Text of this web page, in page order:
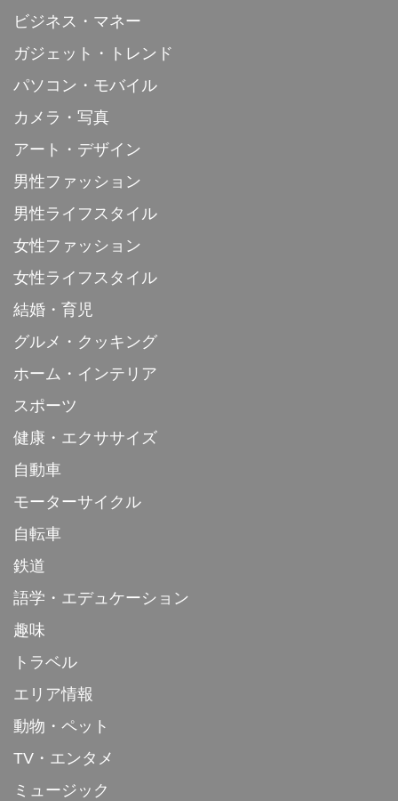
ビジネス・マネー
ガジェット・トレンド
パソコン・モバイル
カメラ・写真
アート・デザイン
男性ファッション
男性ライフスタイル
女性ファッション
女性ライフスタイル
結婚・育児
グルメ・クッキング
ホーム・インテリア
スポーツ
健康・エクササイズ
自動車
モーターサイクル
自転車
鉄道
語学・エデュケーション
趣味
トラベル
エリア情報
動物・ペット
TV・エンタメ
ミュージック